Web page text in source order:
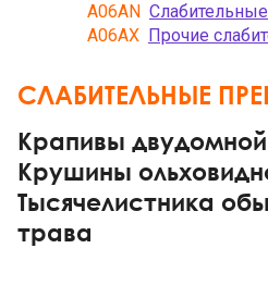
A06AN
A06AX Прочие
СЛАБИТЕЛЬНЫЕ
Крапивы двудомной
Крушины
Тысячелистника
трава